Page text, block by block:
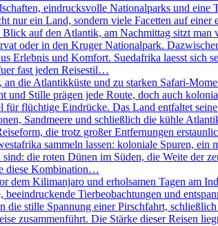
eindrucksvolle Nationalparks und
nur ein Land, sondern viele Facetten auf
auf den Atlantik, am Nachmittag sitzt
oder in den Kruger Nationalpark.
Erlebnis und Komfort. Suedafrika laesst sich
fast jeden Reisestil…
die Atlantikküste und zu starken Safari-
Stille prägen jede Route, doch auch
flüchtige Eindrücke. Das Land entfaltet
Sandmeere und schließlich die kühle
die trotz großer Entfernungen
sammeln lassen: koloniale Spuren, ein
die roten Dünen im Süden, die Weite der
diese Kombination…
Kilimanjaro und erholsamen Tagen am
Tierbeobachtungen und
stille Spannung einer Pirschfahrt,
zusammenführt. Die Stärke dieser Reisen